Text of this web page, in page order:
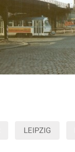
LEIPZIG